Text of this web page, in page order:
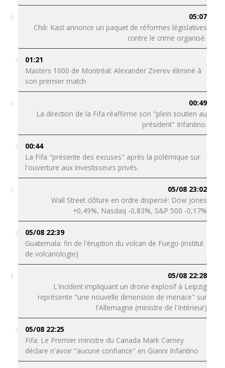
05:07
Chili: Kast annonce un paquet de réformes législatives
contre le crime organisé
01:21
Masters 1000 de Montréal: Alexander Zverev éliminé à
son premier match
00:49
La direction de la Fifa réaffirme son "plein soutien au
président" Infantino.
00:44
La Fifa "présente des excuses" après la polémique sur
l'ouverture aux investisseurs privés.
05/08 23:02
Wall Street clôture en ordre dispersé: Dow Jones
+0,49%, Nasdaq -0,83%, S&P 500 -0,17%
05/08 22:39
Guatemala: fin de l'éruption du volcan de Fuego (institut
de volcanologie)
05/08 22:28
L'incident impliquant un drone explosif à Leipzig
représente "une nouvelle dimension de menace" sur
l'Allemagne (ministre de l'Intérieur)
05/08 22:25
Fifa: Le Premier ministre du Canada Mark Carney
déclare n'avoir "aucune confiance" en Gianni Infantino